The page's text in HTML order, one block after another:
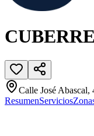
Calle José Abascal,
ResumenServicios